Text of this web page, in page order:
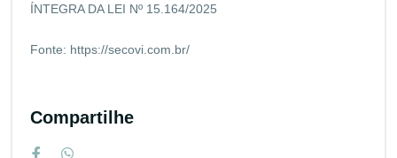
ÍNTEGRA DA LEI Nº 15.164/2025
Fonte: https://secovi.com.br/
Compartilhe